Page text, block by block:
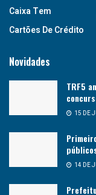
Caixa Tem
Cartões De Crédito
Novidades
TRF5
15 DE
14 DE